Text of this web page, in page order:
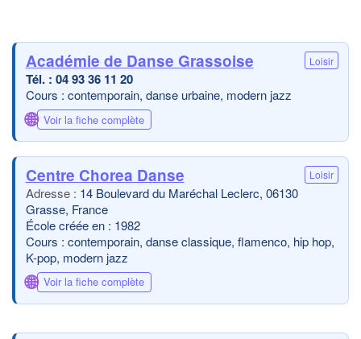
Académie de Danse Grassoise Loisir
04 93 36 11 20
Cours : contemporain, danse urbaine, modern jazz
🌐 Voir la fiche complète
Centre Chorea Danse Loisir
14 Boulevard du Maréchal Leclerc, 06130
Grasse, France
École créée en : 1982
Cours : contemporain, danse classique, flamenco, hip hop,
K-pop, modern jazz
🌐 Voir la fiche complète